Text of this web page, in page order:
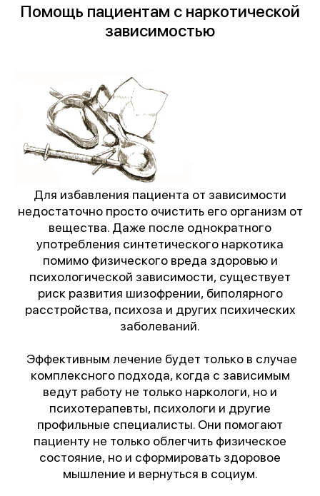
Помощь пациентам с наркотической
зависимостью
Для избавления пациента от зависимости
недостаточно просто очистить его организм от
вещества. Даже после однократного
употребления синтетического наркотика
помимо физического вреда здоровью и
психологической зависимости, существует
риск развития шизофрении, биполярного
расстройства, психоза и других психических
заболеваний.
Эффективным лечение будет только в случае
комплексного подхода, когда с зависимым
ведут работу не только наркологи, но и
психотерапевты, психологи и другие
профильные специалисты. Они помогают
пациенту не только облегчить физическое
состояние, но и сформировать здоровое
мышление и вернуться в социум.